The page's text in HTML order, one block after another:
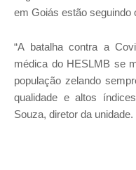
em Goiás estão seguindo
“A batalha contra a
médica do HESLMB se
população zelando
qualidade e altos
Souza, diretor da unidade.